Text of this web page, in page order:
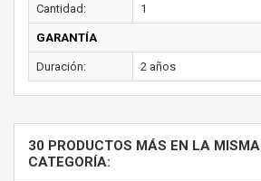
Cantidad: 1
GARANTÍA
Duración: 2 años
30 PRODUCTOS MÁS EN LA MISMA
CATEGORÍA: